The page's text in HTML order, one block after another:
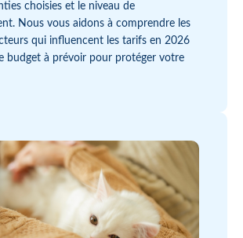
choisies et le niveau de
Nous vous aidons à comprendre les
qui influencent les tarifs en 2026
budget à prévoir pour protéger votre